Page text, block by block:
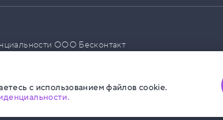
ООО Бесконтакт
с использованием файлов cookie.